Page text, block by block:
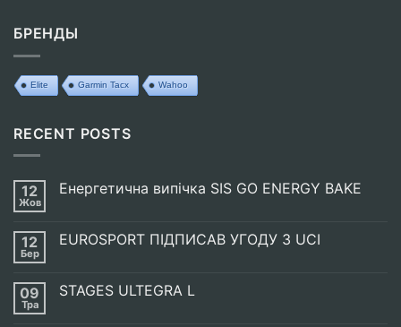
БРЕНДЫ
Elite Garmin Tacx Wahoo
RECENT POSTS
12
Жов
Енергетична випічка SIS GO ENERGY BAKE
Енергетична
ENERGY
BAKE
12
Бер
EUROSPORT ПІДПИСАВ УГОДУ З UCI
EUROSPORT
09
Тра
STAGES ULTEGRA L